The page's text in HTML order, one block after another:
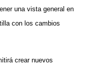
una vista general en
con los cambios
crear nuevos